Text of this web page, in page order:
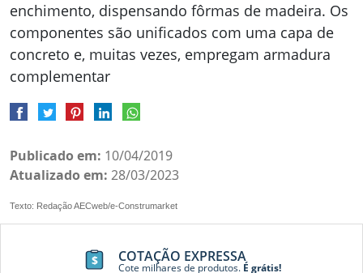
enchimento, dispensando fôrmas de madeira. Os
componentes são unificados com uma capa de
concreto e, muitas vezes, empregam armadura
complementar
Publicado em: 10/04/2019
Atualizado em: 28/03/2023
Texto: Redação AECweb/e-Construmarket
COTAÇÃO EXPRESSA
Cote milhares de produtos.É grátis!